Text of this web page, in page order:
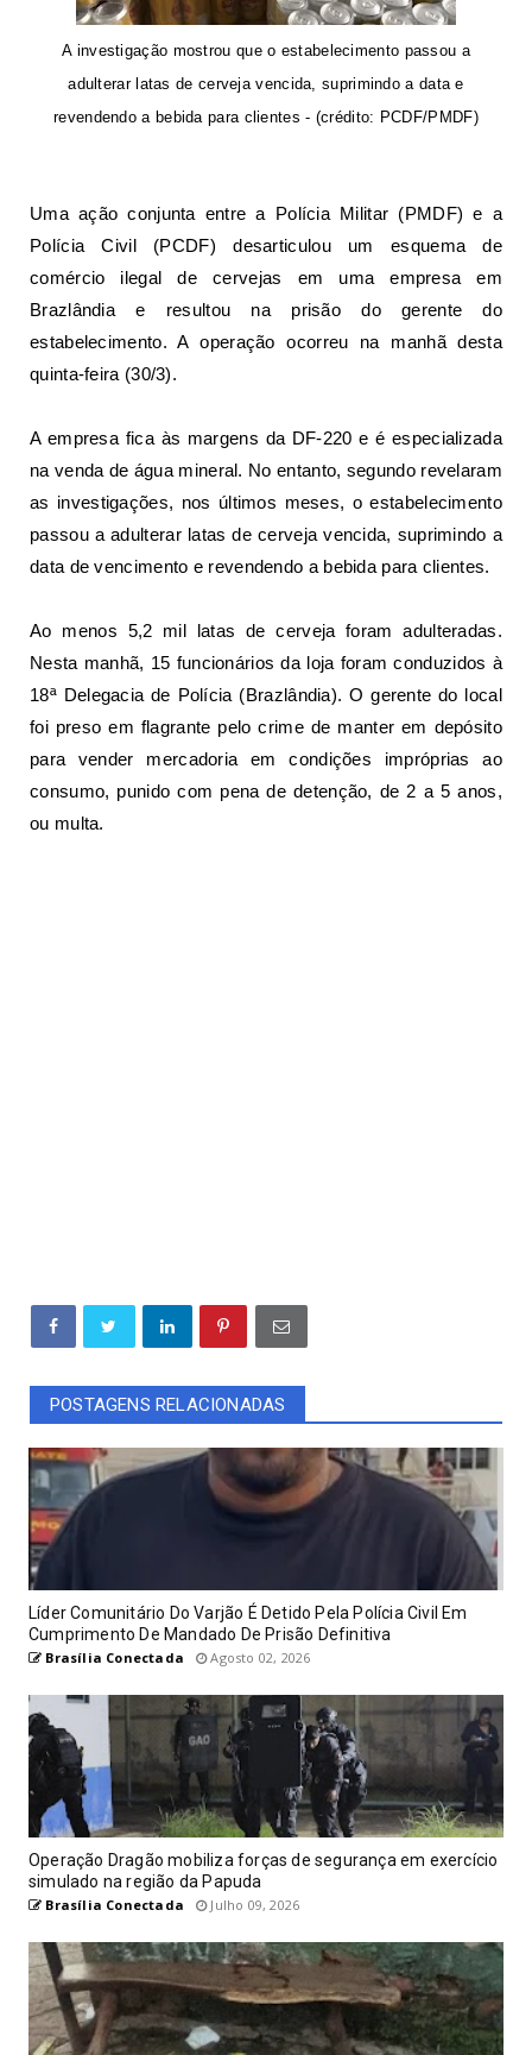
A investigação mostrou que o estabelecimento passou a
adulterar latas de cerveja vencida, suprimindo a data e
revendendo a bebida para clientes - (crédito: PCDF/PMDF)
Uma ação conjunta entre a Polícia Militar (PMDF) e a
Polícia Civil (PCDF) desarticulou um esquema de
comércio ilegal de cervejas em uma empresa em
Brazlândia e resultou na prisão do gerente do
estabelecimento. A operação ocorreu na manhã desta
quinta-feira (30/3).
A empresa fica às margens da DF-220 e é especializada
na venda de água mineral. No entanto, segundo revelaram
as investigações, nos últimos meses, o estabelecimento
passou a adulterar latas de cerveja vencida, suprimindo a
data de vencimento e revendendo a bebida para clientes.
Ao menos 5,2 mil latas de cerveja foram adulteradas.
Nesta manhã, 15 funcionários da loja foram conduzidos à
18ª Delegacia de Polícia (Brazlândia). O gerente do local
foi preso em flagrante pelo crime de manter em depósito
para vender mercadoria em condições impróprias ao
consumo, punido com pena de detenção, de 2 a 5 anos,
ou multa.
POSTAGENS RELACIONADAS
Líder Comunitário Do Varjão É Detido Pela Polícia Civil Em
Cumprimento De Mandado De Prisão Definitiva
Brasília Conectada Agosto 02, 2026
Operação Dragão mobiliza forças de segurança em exercício
simulado na região da Papuda
Brasília Conectada Julho 09, 2026